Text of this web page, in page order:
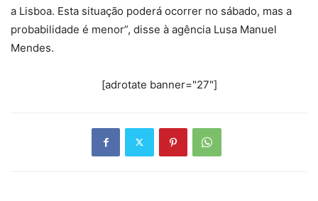
a Lisboa. Esta situação poderá ocorrer no sábado, mas a
probabilidade é menor”, disse à agência Lusa Manuel
Mendes.
[adrotate banner="27"]